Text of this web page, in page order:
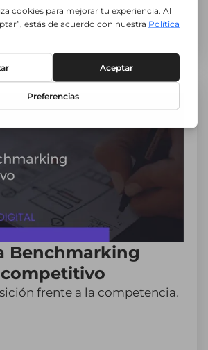
Benchmarking
competitivo
frente a la competencia.